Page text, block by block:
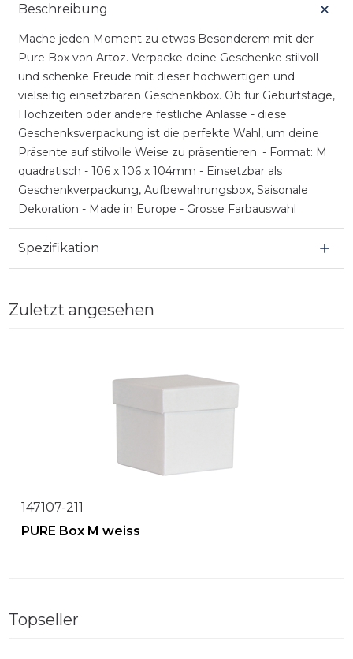
Beschreibung
Mache jeden Moment zu etwas Besonderem mit der
Pure Box von Artoz. Verpacke deine Geschenke stilvoll
und schenke Freude mit dieser hochwertigen und
vielseitig einsetzbaren Geschenkbox. Ob für Geburtstage,
Hochzeiten oder andere festliche Anlässe - diese
Geschenksverpackung ist die perfekte Wahl, um deine
Präsente auf stilvolle Weise zu präsentieren. - Format: M
quadratisch - 106 x 106 x 104mm - Einsetzbar als
Geschenkverpackung, Aufbewahrungsbox, Saisonale
Dekoration - Made in Europe - Grosse Farbauswahl
Spezifikation
Zuletzt angesehen
147107-211
PURE Box M weiss
Topseller